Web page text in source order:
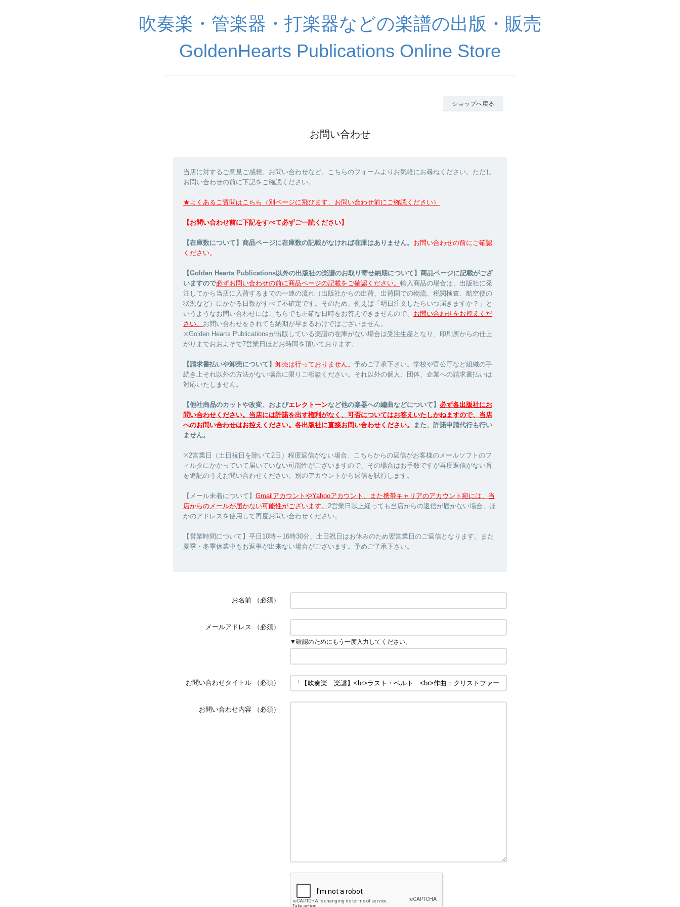
吹奏楽・管楽器・打楽器などの楽譜の出版・販売
GoldenHearts Publications Online Store
ショップへ戻る
お問い合わせ
当店に対するご意見ご感想、お問い合わせなど、こちらのフォームよりお気軽にお尋ねください。ただし
お問い合わせの前に下記をご確認ください。
★よくあるご質問はこちら（別ページに飛びます、お問い合わせ前にご確認ください）
【お問い合わせ前に下記をすべて必ずご一読ください】
【在庫数について】商品ページに在庫数の記載がなければ在庫はありません。 お問い合わせの前にご確認
ください。
【Golden Hearts Publications以外の出版社の楽譜のお取り寄せ納期について】商品ページに記載がござ
いますので必ずお問い合わせの前に商品ページの記載をご確認ください。 輸入商品の場合は、出版社に発
注してから当店に入荷するまでの一連の流れ（出版社からの出荷、出荷国での物流、税関検査、航空便の
状況など）にかかる日数がすべて不確定です。そのため、例えば「明日注文したらいつ届きますか？」と
いうようなお問い合わせにはこちらでも正確な日時をお答えできませんので、 お問い合わせをお控えくだ
さい。 お問い合わせをされても納期が早まるわけではございません。
※Golden Hearts Publicationsが出版している楽譜の在庫がない場合は受注生産となり、印刷所からの仕上
がりまでおおよそで7営業日ほどお時間を頂いております。
【請求書払いや卸売について】 卸売は行っておりません。 予めご了承下さい。学校や官公庁など組織の手
続き上それ以外の方法がない場合に限りご相談ください。それ以外の個人、団体、企業への請求書払いは
対応いたしません。
【他社商品のカットや改変、およびエレクトーンなど他の楽器への編曲などについて】 必ず各出版社にお
問い合わせください。当店には許諾を出す権利がなく、可否についてはお答えいたしかねますので、当店
へのお問い合わせはお控えください。各出版社に直接お問い合わせください。
また、許諾申請代行も行い
ません。
※2営業日（土日祝日を除いて2日）程度返信がない場合、こちらからの返信がお客様のメールソフトのフ
ィルタにかかっていて届いていない可能性がございますので、その場合はお手数ですが再度返信がない旨
を追記のうえお問い合わせください。別のアカウントから返信を試行します。
【メール未着について】 GmailアカウントやYahooアカウント、また携帯キャリアのアカウント宛には、当
店からのメールが届かない可能性がございます。 2営業日以上経っても当店からの返信が届かない場合、ほ
かのアドレスを使用して再度お問い合わせください。
【営業時間について】平日10時～16時30分、土日祝日はお休みのため翌営業日のご返信となります。また
夏季・冬季休業中もお返事が出来ない場合がございます。予めご了承下さい。
お名前 （必須）
メールアドレス （必須）
▼確認のためにもう一度入力してください。
お問い合わせタイトル （必須）
お問い合わせ内容 （必須）